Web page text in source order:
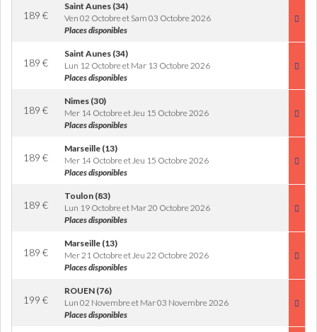
189 €
Saint Aunes (34)
Ven 02 Octobre et Sam 03 Octobre 2026
Places disponibles
189 €
Saint Aunes (34)
Lun 12 Octobre et Mar 13 Octobre 2026
Places disponibles
189 €
Nimes (30)
Mer 14 Octobre et Jeu 15 Octobre 2026
Places disponibles
189 €
Marseille (13)
Mer 14 Octobre et Jeu 15 Octobre 2026
Places disponibles
189 €
Toulon (83)
Lun 19 Octobre et Mar 20 Octobre 2026
Places disponibles
189 €
Marseille (13)
Mer 21 Octobre et Jeu 22 Octobre 2026
Places disponibles
199 €
ROUEN (76)
Lun 02 Novembre et Mar 03 Novembre 2026
Places disponibles